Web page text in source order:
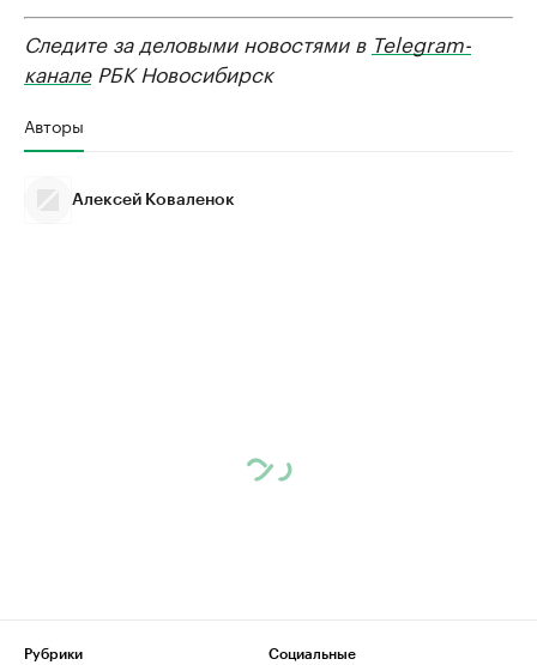
Следите за деловыми новостями в Telegram-
каналеРБК Новосибирск
Авторы
Алексей Коваленок
Рубрики
Социальные